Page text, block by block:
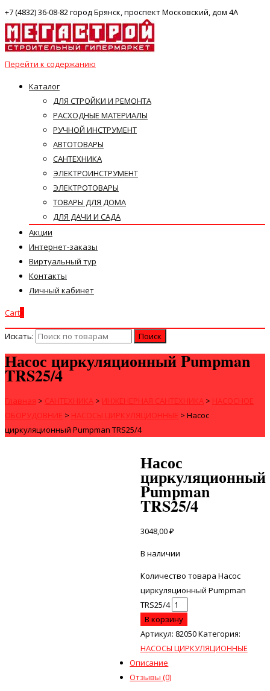
+7 (4832) 36-08-82 город Брянск, проспект Московский, дом 4А
Перейти к содержанию
Каталог
ДЛЯ СТРОЙКИ И РЕМОНТА
РАСХОДНЫЕ МАТЕРИАЛЫ
РУЧНОЙ ИНСТРУМЕНТ
АВТОТОВАРЫ
САНТЕХНИКА
ЭЛЕКТРОИНСТРУМЕНТ
ЭЛЕКТРОТОВАРЫ
ТОВАРЫ ДЛЯ ДОМА
ДЛЯ ДАЧИ И САДА
Акции
Интернет-заказы
Виртуальный тур
Контакты
Личный кабинет
Cart
Искать:
Насос циркуляционный Pumpman
TRS25/4
Главная > САНТЕХНИКА > ИНЖЕНЕРНАЯ САНТЕХНИКА > НАСОСНОЕ
ОБОРУДОВНИЕ > НАСОСЫ ЦИРКУЛЯЦИОННЫЕ > Насос
циркуляционный Pumpman TRS25/4
Насос
циркуляционный
Pumpman
TRS25/4
3048,00₽
В наличии
Количество товара Насос
циркуляционный Pumpman
TRS25/4
В корзину
Артикул: 82050Категория:
НАСОСЫ ЦИРКУЛЯЦИОННЫЕ
Описание
Отзывы (0)